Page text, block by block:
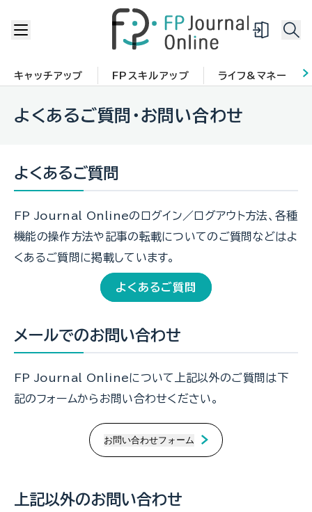
キャッチアップ FPスキルアップ ライフ&マネー
よくあるご質問・お問い合わせ
よくあるご質問
FP Journal Onlineのログイン／ログアウト方法、各種
機能の操作方法や記事の転載についてのご質問などはよ
くあるご質問に掲載しています。
よくあるご質問
メールでのお問い合わせ
FP Journal Onlineについて上記以外のご質問は下
記のフォームからお問い合わせください。
上記以外のお問い合わせ